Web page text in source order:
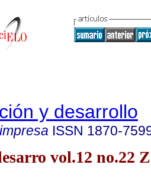
y desarrollo
ISSN 1870-
vol.12 no.22